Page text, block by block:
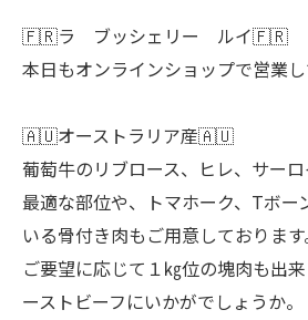
🇫🇷ラ ブッシェリー ルイ🇫🇷
本日もオンラインショップで営業し
🇦🇺オーストラリア産🇦🇺
葡萄牛のリブロース、ヒレ、サー
最適な部位や、トマホーク、Tボー
いる骨付き肉もご用意しております
ご要望に応じて１㎏位の塊肉も出
ーストビーフにいかがでしょうか。